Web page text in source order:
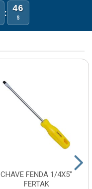
: 46
S
CHAVE FENDA 1/4X5”
FERTAK